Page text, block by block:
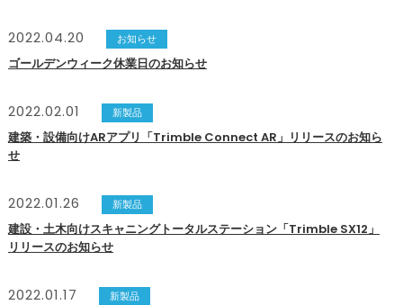
2022.04.20 お知らせ
ゴールデンウィーク休業日のお知らせ
2022.02.01 新製品
建築・設備向けARアプリ「Trimble Connect AR」リリースのお知ら
せ
2022.01.26 新製品
建設・土木向けスキャニングトータルステーション「Trimble SX12」
リリースのお知らせ
2022.01.17 新製品